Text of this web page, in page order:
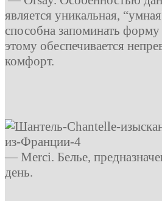
является уникальная,
способна запоминать форму
этому обеспечивается
комфорт.
— Merci. Белье,
день.